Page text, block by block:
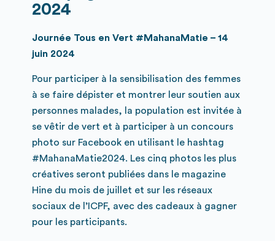
2024
Journée Tous en Vert #MahanaMatie – 14
juin 2024
Pour participer à la sensibilisation des femmes
à se faire dépister et montrer leur soutien aux
personnes malades, la population est invitée à
se vêtir de vert et à participer à un concours
photo sur Facebook en utilisant le hashtag
#MahanaMatie2024. Les cinq photos les plus
créatives seront publiées dans le magazine
Hine du mois de juillet et sur les réseaux
sociaux de l’ICPF, avec des cadeaux à gagner
pour les participants.